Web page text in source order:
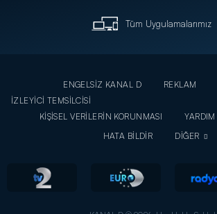
Tüm Uygulamalarımız
ENGELSİZ KANAL D REKLAM
İZLEYİCİ TEMSİLCİSİ
KİŞİSEL VERİLERİN KORUNMASI
YARDIM
HATA BİLDİR
DİĞER